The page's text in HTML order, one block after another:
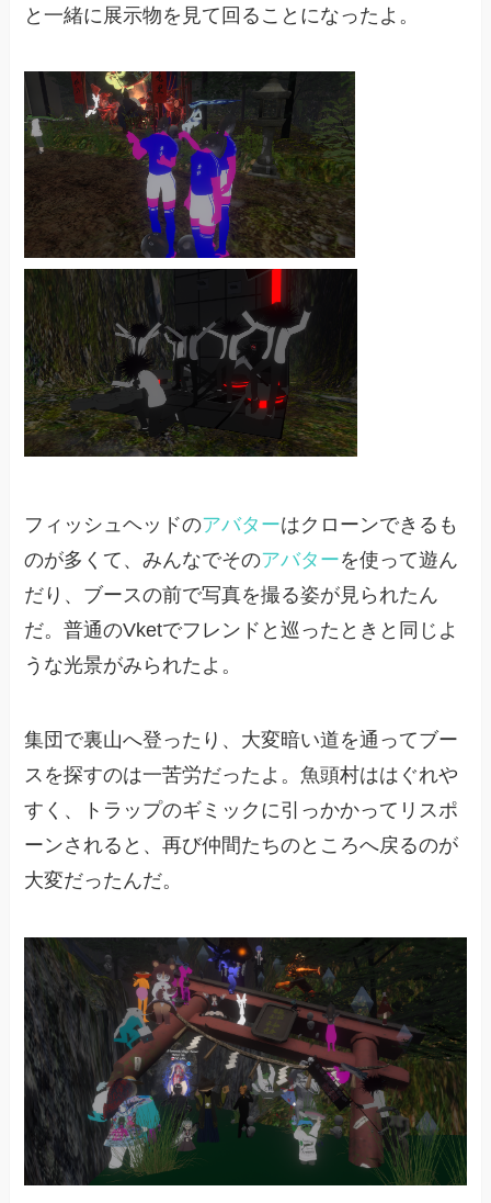
と一緒に展示物を見て回ることになったよ。
フィッシュヘッドのアバターはクローンできるも
のが多くて、みんなでそのアバターを使って遊ん
だり、ブースの前で写真を撮る姿が見られたん
だ。普通のVketでフレンドと巡ったときと同じよ
うな光景がみられたよ。
集団で裏山へ登ったり、大変暗い道を通ってブー
スを探すのは一苦労だったよ。魚頭村ははぐれや
すく、トラップのギミックに引っかかってリスポ
ーンされると、再び仲間たちのところへ戻るのが
大変だったんだ。